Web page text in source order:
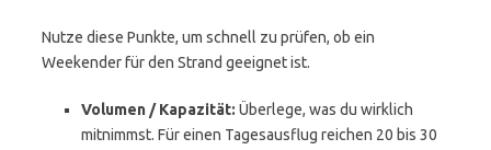
Nutze diese Punkte, um schnell zu prüfen, ob ein
Weekender für den Strand geeignet ist.
Volumen / Kapazität: Überlege, was du wirklich
mitnimmst. Für einen Tagesausflug reichen 20 bis 30